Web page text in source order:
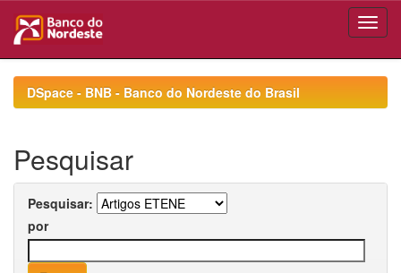
navigationDSpace - BNB - Banco do Nordeste do Brasil
Pesquisar
Pesquisar:
por